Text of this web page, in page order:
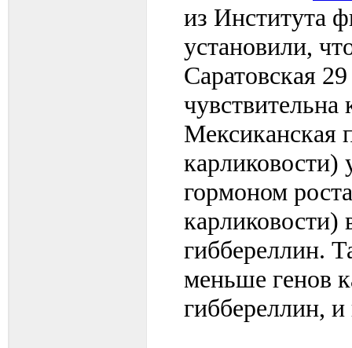
из Института
установили,
Саратовская
Мексиканская
карликовости)
гормоном
карликовости)
гиббереллин.
меньше генов
гиббереллин, и